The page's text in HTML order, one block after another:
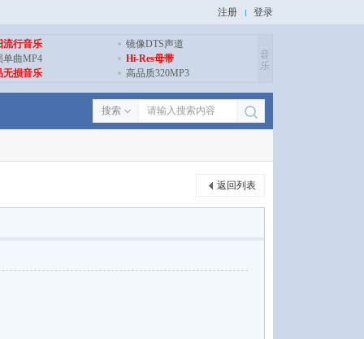
注册 登录
流行音乐
镜像DTS声道
单曲MP4
Hi-Res母带
无损音乐
高品质320MP3
音
乐
搜索
返回列表